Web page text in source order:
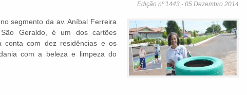
Edição nº 1443 - 05 Dezembro 2014
segmento da av. Aníbal Ferreira
Geraldo, é um dos cartões
conta com dez residências e os
com a beleza e limpeza do